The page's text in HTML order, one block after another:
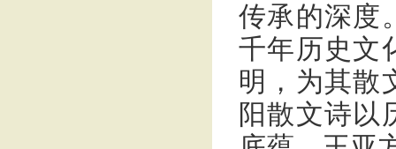
传承的深度
千年历史文
明，为其散
阳散文诗以